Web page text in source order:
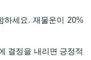
세요. 재물운이 20%
결정을 내리면 긍정적